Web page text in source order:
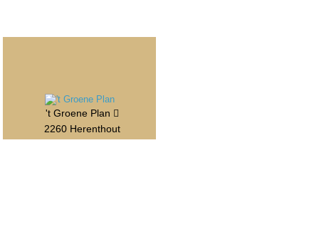
't Groene Plan
2260 Herenthout